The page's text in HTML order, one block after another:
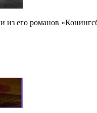
из его романов